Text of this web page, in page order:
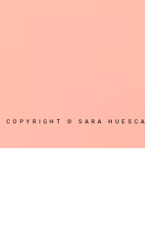
COPYRIGHT © SARA HUESCA